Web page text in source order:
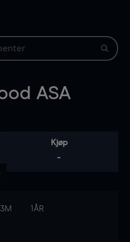
ASA
Kjøp
-
3M 1ÅR